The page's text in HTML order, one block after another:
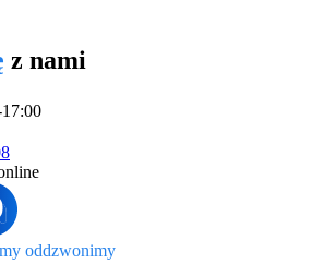
z nami
oddzwonimy